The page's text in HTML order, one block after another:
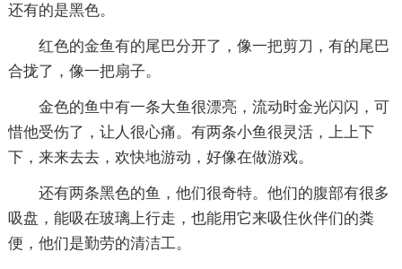
还有的是黑色。
红色的金鱼有的尾巴分开了，像一把剪刀，有的尾巴
合拢了，像一把扇子。
金色的鱼中有一条大鱼很漂亮，流动时金光闪闪，可
惜他受伤了，让人很心痛。有两条小鱼很灵活，上上下
下，来来去去，欢快地游动，好像在做游戏。
还有两条黑色的鱼，他们很奇特。他们的腹部有很多
吸盘，能吸在玻璃上行走，也能用它来吸住伙伴们的粪
便，他们是勤劳的清洁工。